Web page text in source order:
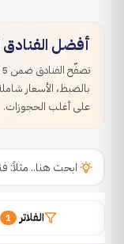
أفضل
تصفّح الفنادق ضمن 5 كم من
بالضبط، الأسعار
على أغلب الحجوزات.
الفلاتر 1